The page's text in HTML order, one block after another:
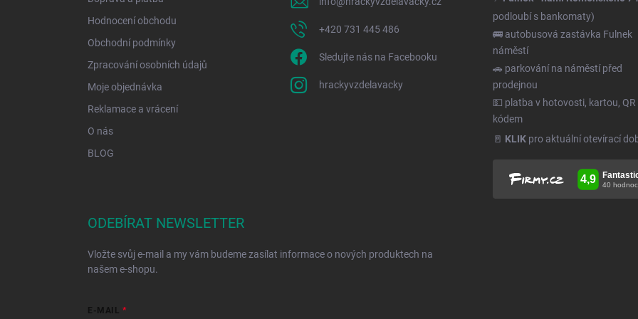
Hodnocení obchodu
Obchodní podmínky
Zpracování osobních údajů
Moje objednávka
Reklamace a vrácení
O nás
BLOG
+420 731 445 486
Sledujte nás na Facebooku
hrackyvzdelavacky
podloubí s bankomaty)
🚌 autobusová zastávka Fulnek
náměstí
🚗 parkování na náměstí před
prodejnou
💵 platba v hotovosti, kartou, QR
kódem
🚪 KLIK pro aktuální otevírací
ODEBÍRAT NEWSLETTER
Vložte svůj e-mail a my vám budeme zasílat informace o nových produktech na
našem e-shopu.
E-MAIL